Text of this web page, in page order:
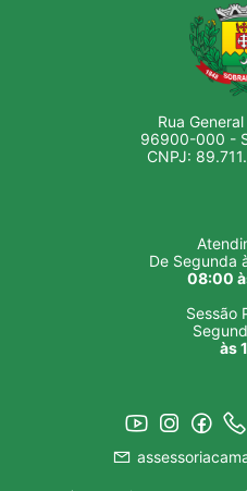
Rua
96900-000 -
CNPJ:
De Segunda
08:00
Sessão
às